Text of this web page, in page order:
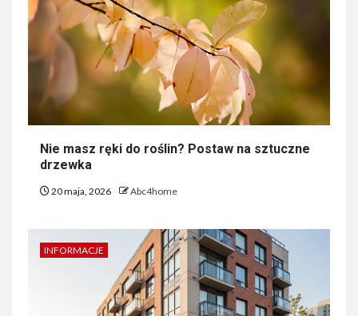
Nie masz ręki do roślin? Postaw na sztuczne
drzewka
20 maja, 2026 Abc4home
INFORMACJE